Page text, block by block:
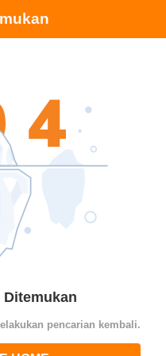
Ditemukan
pencarian kembali.